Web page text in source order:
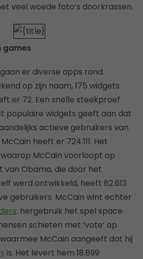
veel woede foto’s doorkrassen.
games
er diverse apps rond.
op zijn naam, 175 widgets
er 72. Een snelle steekproef
populaire widgets geeft aan dat
actieve gebruikers van
heeft er 724.111. Het
McCain voorloopt op
van Obama, die door het
werd ontwikkeld, heeft 82.613
gebruikers. McCain wint echter
: hergebruik het spel space
schieten met ‘vote’ op
McCain aangeeft dat hij
is. Het levert hem 18.899